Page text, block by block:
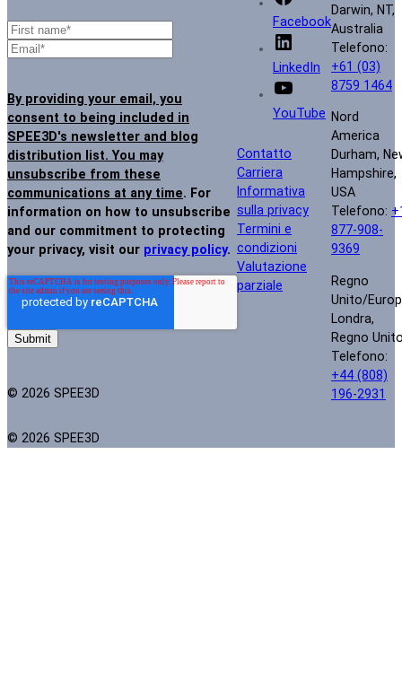
By providing your email, you
consent to being included in
SPEE3D's newsletter and blog
distribution list. You may
unsubscribe from these
communications at any time. For
information on how to unsubscribe
and our commitment to protecting
your privacy, visit our privacy policy.
© 2026 SPEE3D
Facebook
LinkedIn
YouTube
Contatto
Carriera
Informativa
sulla privacy
Termini e
condizioni
Valutazione
parziale
Darwin, NT,
Australia
Telefono:
+61 (03)
8759 1464
Nord
America
Durham,
Hampshire,
USA
Telefono:
877-908-
9369
Regno
Unito/
Londra,
Regno
Telefono:
+44 (808)
196-2931
© 2026 SPEE3D